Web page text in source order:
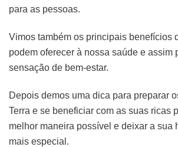
para as pessoas.
Vimos também os principais benefícios
podem oferecer à nossa saúde e assim
sensação de bem-estar.
Depois demos uma dica para preparar
Terra e se beneficiar com as suas ricas
melhor maneira possível e deixar a sua
mais especial.